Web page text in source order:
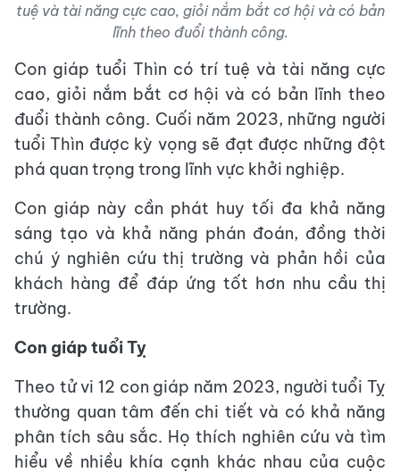
tuệ và tài năng cực cao, giỏi nắm bắt cơ hội và có bản
lĩnh theo đuổi thành công.
Con giáp tuổi Thìn có trí tuệ và tài năng cực
cao, giỏi nắm bắt cơ hội và có bản lĩnh theo
đuổi thành công. Cuối năm 2023, những người
tuổi Thìn được kỳ vọng sẽ đạt được những đột
phá quan trọng trong lĩnh vực khởi nghiệp.
Con giáp này cần phát huy tối đa khả năng
sáng tạo và khả năng phán đoán, đồng thời
chú ý nghiên cứu thị trường và phản hồi của
khách hàng để đáp ứng tốt hơn nhu cầu thị
trường.
Con giáp tuổi Tỵ
Theo tử vi 12 con giáp năm 2023, người tuổi Tỵ
thường quan tâm đến chi tiết và có khả năng
phân tích sâu sắc. Họ thích nghiên cứu và tìm
hiểu về nhiều khía cạnh khác nhau của cuộc